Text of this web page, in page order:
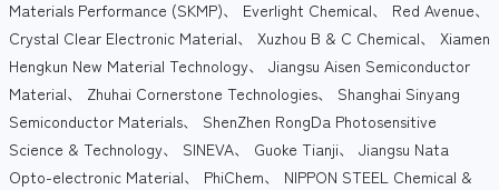
Materials Performance (SKMP)、 Everlight Chemical、 Red Avenue、
Crystal Clear Electronic Material、 Xuzhou B & C Chemical、 Xiamen
Hengkun New Material Technology、 Jiangsu Aisen Semiconductor
Material、 Zhuhai Cornerstone Technologies、 Shanghai Sinyang
Semiconductor Materials、 ShenZhen RongDa Photosensitive
Science & Technology、 SINEVA、 Guoke Tianji、 Jiangsu Nata
Opto-electronic Material、 PhiChem、 NIPPON STEEL Chemical &